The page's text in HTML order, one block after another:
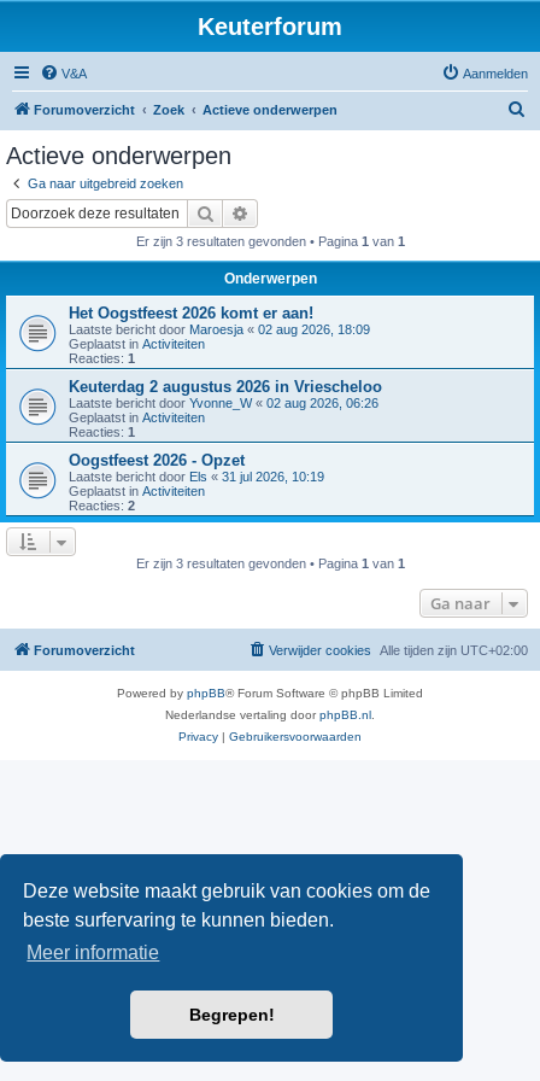
Deze website maakt gebruik van cookies om de
beste surfervaring te kunnen bieden.
Meer informatie
Begrepen!
Keuterforum
V&A Aanmelden
Forumoverzicht Zoek Actieve onderwerpen
Actieve onderwerpen
Ga naar uitgebreid zoeken
Zoek
Er zijn 3 resultaten gevonden • Pagina 1 van 1
Onderwerpen
Het Oogstfeest 2026 komt er aan!
Laatste bericht door Maroesja « 02 aug 2026, 18:09
Geplaatst in Activiteiten
Reacties: 1
Keuterdag 2 augustus 2026 in Vriescheloo
Laatste bericht door Yvonne_W« 02 aug 2026, 06:26
Geplaatst in Activiteiten
Reacties: 1
Oogstfeest 2026 - Opzet
Laatste bericht door Els « 31 jul 2026, 10:19
Geplaatst in Activiteiten
Reacties: 2
Er zijn 3 resultaten gevonden • Pagina 1 van 1
Ga naar
Forumoverzicht Alle tijden zijn UTC+02:00
Verwijder cookies
Powered by phpBB® Forum Software © phpBB Limited
Nederlandse vertaling doorphpBB.nl
Privacy | Gebruikersvoorwaarden